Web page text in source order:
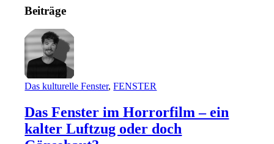
Beiträge
Das kulturelle Fenster,FENSTER
Das Fenster im Horrorfilm – ein
kalter Luftzug oder doch